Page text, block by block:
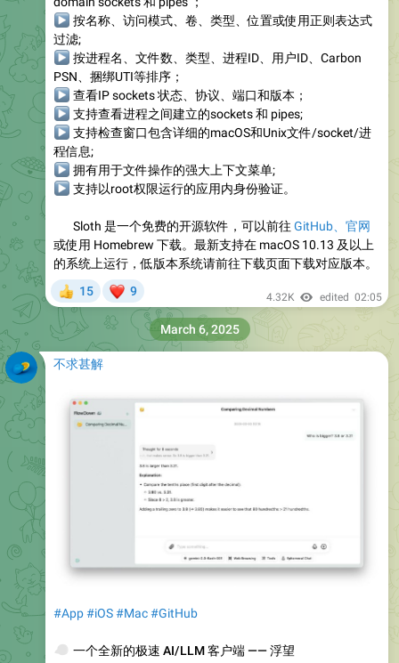
按名称、访问模式、卷、类型、位置或使用正则表达式
过滤;
按进程名、文件数、类型、进程ID、用户ID、Carbon
PSN、捆绑UTI等排序；
查看IP sockets 状态、协议、端口和版本；
支持查看进程之间建立的sockets 和 pipes;
支持检查窗口包含详细的macOS和Unix文件/socket/进
程信息;
拥有用于文件操作的强大上下文菜单;
支持以root权限运行的应用内身份验证。
Sloth 是一个免费的开源软件，可以前往 GitHub、 官网
或使用 Homebrew 下载。最新支持在 macOS 10.13 及以上
的系统上运行，低版本系统请前往下载页面下载对应版本。
15 9 4.32K edited 02:05
不求甚解
#App#iOS#Mac#GitHub
一个全新的极速 AI/LLM 客户端 —— 浮望
March 6, 2025